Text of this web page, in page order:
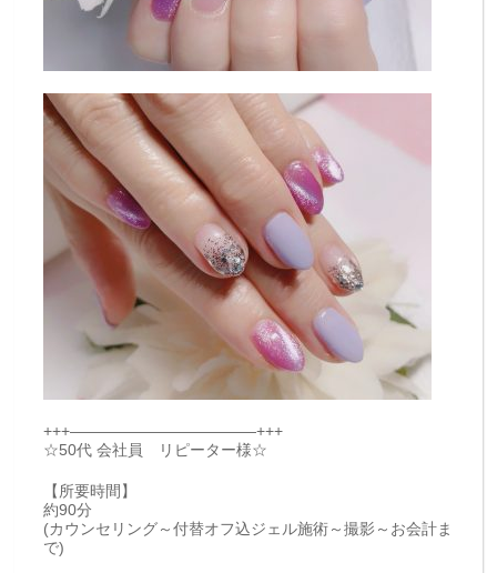
+++————————————+++
☆50代 会社員 リピーター様☆
【所要時間】
約90分
(カウンセリング～付替オフ込ジェル施術～撮影～お会計ま
で)